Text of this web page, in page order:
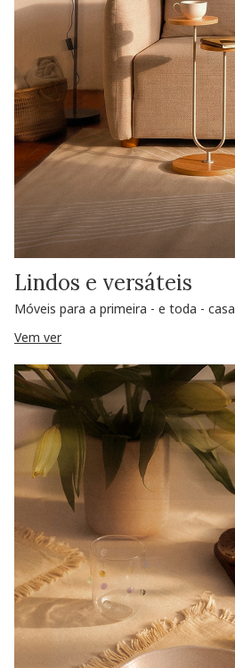
Lindos e versáteis
Móveis para a primeira - e toda - casa
Vem ver